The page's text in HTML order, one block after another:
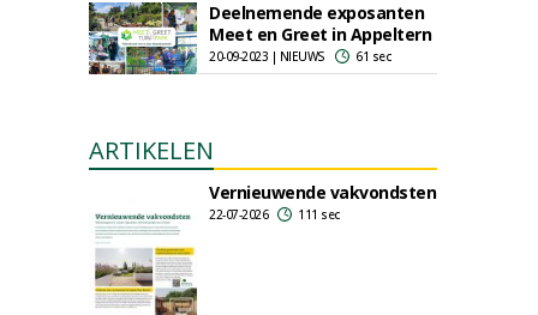
Deelnemende exposanten
Meet en Greet in Appeltern
20-09-2023 | NIEUWS 61 sec
ARTIKELEN
Vernieuwende vakvondsten
22-07-2026 111 sec